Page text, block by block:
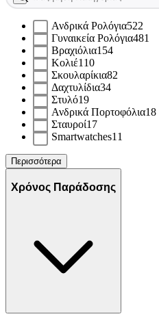
Ανδρικά Ρολόγια522
Γυναικεία Ρολόγια481
Βραχιόλια154
Κολιέ110
Σκουλαρίκια82
Δαχτυλίδια34
Στυλό19
Ανδρικά Πορτοφόλια18
Σταυροί17
Smartwatches11
Περισσότερα
Χρόνος Παράδοσης